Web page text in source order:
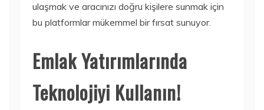
ulaşmak ve aracınızı doğru kişilere sunmak için
bu platformlar mükemmel bir fırsat sunuyor.
Emlak Yatırımlarında
Teknolojiyi Kullanın!